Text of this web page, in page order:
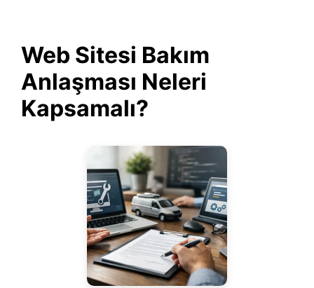
Web Sitesi Bakım
Anlaşması Neleri
Kapsamalı?